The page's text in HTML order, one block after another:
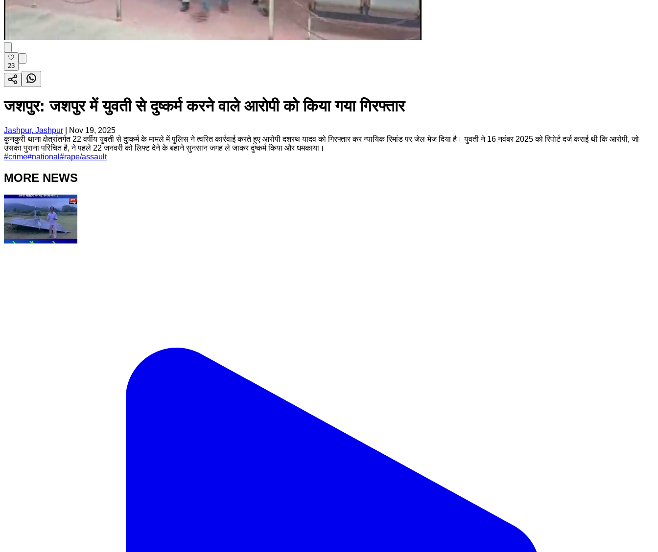
23
जशपुर: जशपुर में युवती से दुष्कर्म करने वाले आरोपी को किया गया गिरफ्तार
Jashpur, Jashpur
Nov 19, 2025
कुनकुरी थाना क्षेत्रांतर्गत 22 वर्षीय युवती से दुष्कर्म के मामले में पुलिस ने त्वरित कार्रवाई करते हुए आरोपी दशरथ यादव को गिरफ्तार कर न्यायिक रिमांड पर जेल भेज दिया है। युवती ने 16 नवंबर 2025 को रिपोर्ट दर्ज कराई थी कि आरोपी, जो
उसका पुराना परिचित है, ने पहले 22 जनवरी को लिफ्ट देने के बहाने सुनसान जगह ले जाकर दुष्कर्म किया और धमकाया।
#crime#national #rape/assault
MORE NEWS